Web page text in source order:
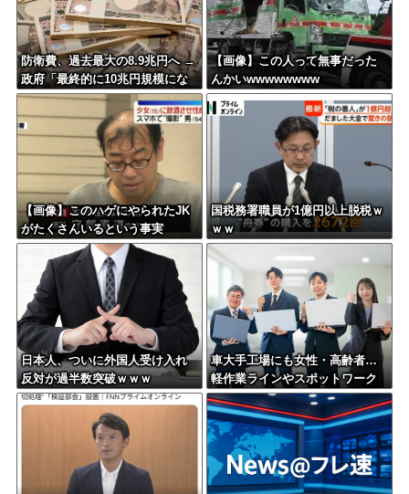
防衛費、過去最大の8.9兆円へ →
政府「最終的に10兆円規模にな
る可能性」
【画像】この人って無事だった
んかいwwwwwwww
【画像】このハゲにやられたJK
がたくさんいるという事実
国税務署職員が1億円以上脱税ｗ
ｗｗ
日本人、ついに外国人受け入れ
反対が過半数突破ｗｗｗ
車大手工場にも女性・高齢者…
軽作業ラインやスポットワーク